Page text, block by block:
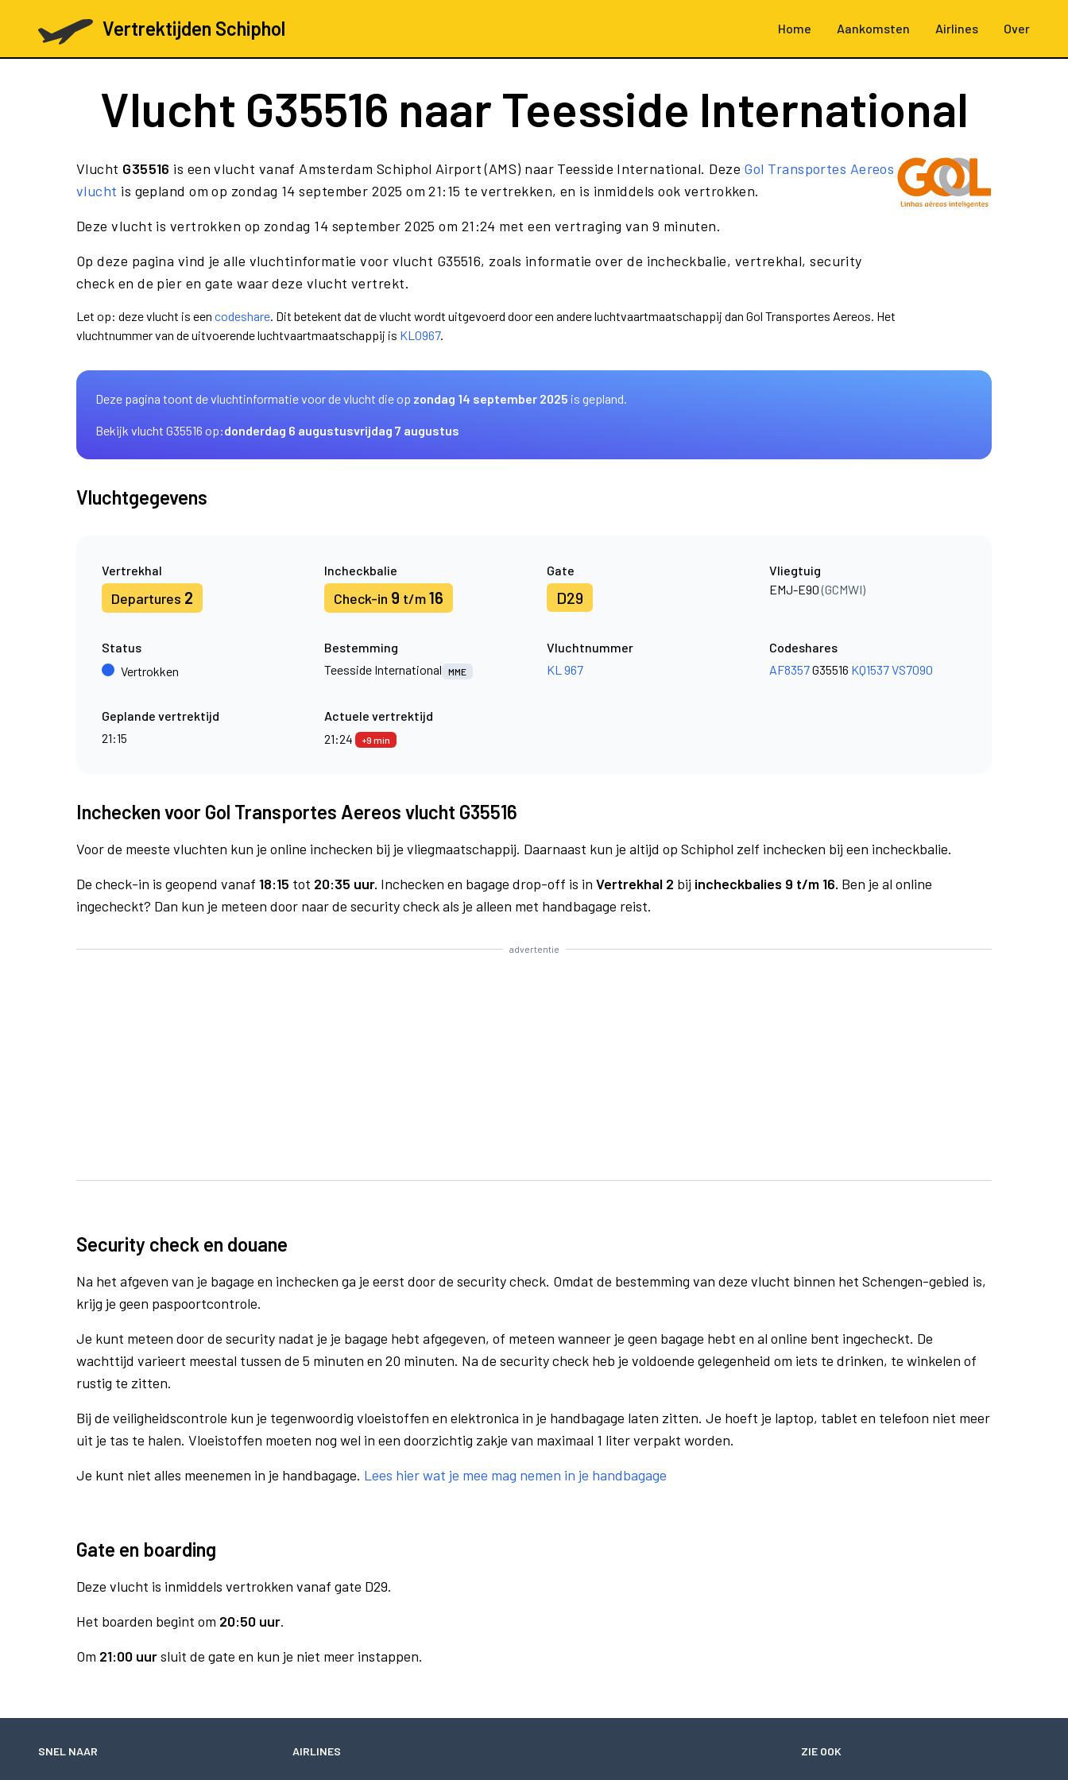
Vertrektijden Schiphol Home Aankomsten Airlines Over
Vlucht G35516 naar Teesside International
Vlucht G35516 is een vlucht vanaf Amsterdam Schiphol Airport (AMS) naar Teesside International. Deze Gol Transportes Aereos
vlucht is gepland om op zondag 14 september 2025 om 21:15 te vertrekken, en is inmiddels ook vertrokken.
Deze vlucht is vertrokken op zondag 14 september 2025 om 21:24 met een vertraging van 9 minuten.
Op deze pagina vind je alle vluchtinformatie voor vlucht G35516, zoals informatie over de incheckbalie, vertrekhal, security
check en de pier en gate waar deze vlucht vertrekt.
Let op: deze vlucht is een codeshare. Dit betekent dat de vlucht wordt uitgevoerd door een andere luchtvaartmaatschappij dan Gol Transportes Aereos. Het
vluchtnummer van de uitvoerende luchtvaartmaatschappij is KL0967.
Deze pagina toont de vluchtinformatie voor de vlucht die op zondag 14 september 2025 is gepland.
Bekijk vlucht G35516 op:donderdag 6 augustusvrijdag 7 augustus
Vluchtgegevens
Vertrekhal
Departures 2
Incheckbalie
Check-in 9 t/m16
Gate
D29
Vliegtuig
EMJ-E90(GCMWI)
Status
Vertrokken
Bestemming
Teesside International
MME
Vluchtnummer
KL 967
Codeshares
AF8357G35516 KQ1537VS7090
Geplande vertrektijd
21:15
Actuele vertrektijd
21:24
+9 min
Inchecken voor Gol Transportes Aereos vlucht G35516
Voor de meeste vluchten kun je online inchecken bij je vliegmaatschappij. Daarnaast kun je altijd op Schiphol zelf inchecken bij een incheckbalie.
De check-in is geopend vanaf 18:15 tot 20:35 uur. Inchecken en bagage drop-off is in Vertrekhal 2 bij incheckbalies 9 t/m 16. Ben je al online
ingecheckt? Dan kun je meteen door naar de security check als je alleen met handbagage reist.
advertentie
Security check en douane
Na het afgeven van je bagage en inchecken ga je eerst door de security check. Omdat de bestemming van deze vlucht binnen het Schengen-gebied is,
krijg je geen paspoortcontrole.
Je kunt meteen door de security nadat je je bagage hebt afgegeven, of meteen wanneer je geen bagage hebt en al online bent ingecheckt. De
wachttijd varieert meestal tussen de 5 minuten en 20 minuten. Na de security check heb je voldoende gelegenheid om iets te drinken, te winkelen of
rustig te zitten.
Bij de veiligheidscontrole kun je tegenwoordig vloeistoffen en elektronica in je handbagage laten zitten. Je hoeft je laptop, tablet en telefoon niet meer
uit je tas te halen. Vloeistoffen moeten nog wel in een doorzichtig zakje van maximaal 1 liter verpakt worden.
Je kunt niet alles meenemen in je handbagage. Lees hier wat je mee mag nemen in je handbagage
Gate en boarding
Deze vlucht is inmiddels vertrokken vanaf gate D29.
Het boarden begint om 20:50 uur.
Om 21:00 uursluit de gate en kun je niet meer instappen.
SNEL NAAR AIRLINES ZIE OOK